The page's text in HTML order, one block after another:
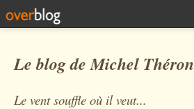
Le blog de Michel Théron
Le vent souffle où il veut...